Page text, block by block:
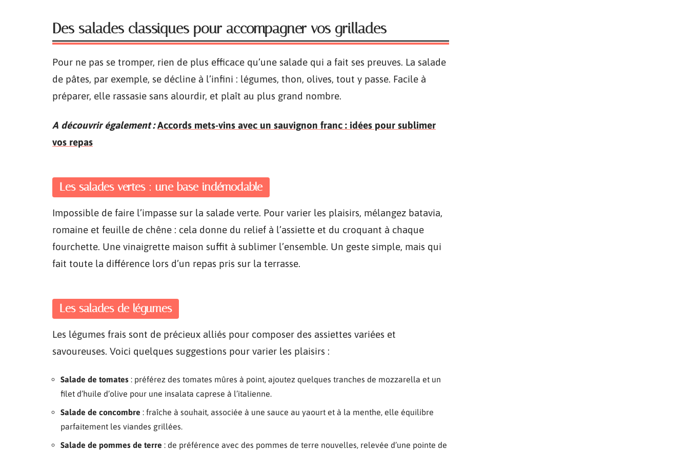
Des salades classiques pour accompagner vos grillades
Pour ne pas se tromper, rien de plus efficace qu’une salade qui a fait ses preuves. La salade
de pâtes, par exemple, se décline à l’infini : légumes, thon, olives, tout y passe. Facile à
préparer, elle rassasie sans alourdir, et plaît au plus grand nombre.
A découvrir également : Accords mets-vins avec un sauvignon franc : idées pour sublimer
vos repas
Les salades vertes : une base indémodable
Impossible de faire l’impasse sur la salade verte. Pour varier les plaisirs, mélangez batavia,
romaine et feuille de chêne : cela donne du relief à l’assiette et du croquant à chaque
fourchette. Une vinaigrette maison suffit à sublimer l’ensemble. Un geste simple, mais qui
fait toute la différence lors d’un repas pris sur la terrasse.
Les salades de légumes
Les légumes frais sont de précieux alliés pour composer des assiettes variées et
savoureuses. Voici quelques suggestions pour varier les plaisirs :
Salade de tomates : préférez des tomates mûres à point, ajoutez quelques tranches de mozzarella et un
filet d’huile d’olive pour une insalata caprese à l’italienne.
Salade de concombre : fraîche à souhait, associée à une sauce au yaourt et à la menthe, elle équilibre
parfaitement les viandes grillées.
Salade de pommes de terre : de préférence avec des pommes de terre nouvelles, relevée d’une pointe de